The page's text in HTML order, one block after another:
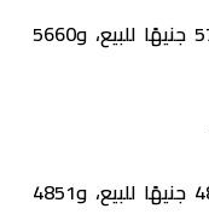
عيار 21 اليوم: 5710 جنيهًا للبيع، و5660
سجل سعر الذهب عيار 18 اليوم: 4894 جنيهًا للبيع، و4851